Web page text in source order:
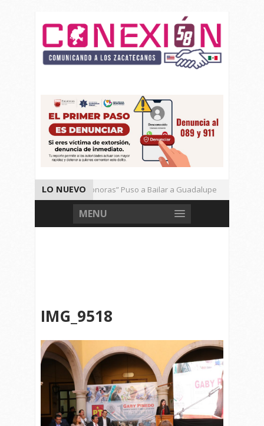
LO NUEVO
El Ritmo de las “Sonoras” Puso a Bailar a Guadalupe
Vencen los Mineros a Correcaminos 95-76
Gran Festival
MENU
IMG_9518